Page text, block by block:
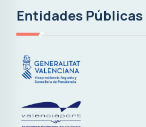
Entidades Públicas